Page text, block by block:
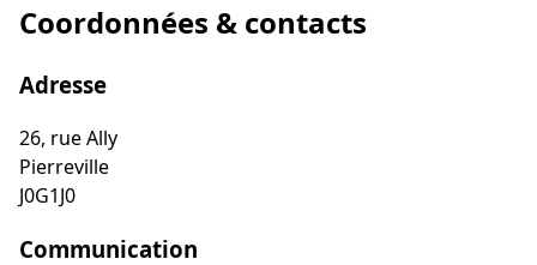
Coordonnées & contacts
Adresse
26, rue Ally
Pierreville
J0G1J0
Communication